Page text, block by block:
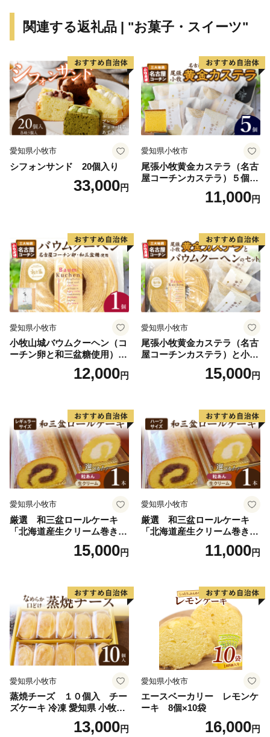
関連する返礼品 | "お菓子・スイーツ"
愛知県小牧市
シフォンサンド 20個入り
33,000円
愛知県小牧市
尾張小牧黄金カステラ（名古
屋コーチンカステラ）５個入
名古屋コーチン カステラ ザ
ラメ 常温 愛知県 小牧市 アン
11,000円
愛知県小牧市
小牧山城バウムクーヘン（コ
ーチン卵と和三盆糖使用）
名古屋コーチン バームクー
ヘン 和三盆 小牧銘菓 バウム
12,000円
愛知県小牧市
尾張小牧黄金カステラ（名古
屋コーチンカステラ）と小牧
山城バウムクーヘン（コーチ
ン卵と和三盆糖使用）のセッ
三盆 小牧銘菓 バウムクーヘ
ン 常温 愛知県 小牧市 アンプ
チベアやぐま
15,000円
愛知県小牧市
厳選 和三盆ロールケーキ
「北海道産生クリーム巻き」
または「北海道産粒あん巻
き」（サイズ：レギュラー）
凍 愛知県 小牧市 アンプチベ
アやぐま
15,000円
愛知県小牧市
厳選 和三盆ロールケーキ
「北海道産生クリーム巻き」
または「北海道産粒あん巻
き」（サイズ：ハーフ） 和
知県 小牧市 アンプチベアや
11,000円
愛知県小牧市
蒸焼チーズ １０個入 チー
ズケーキ 冷凍 愛知県 小牧市
アンプチベアやぐま13,000円
愛知県小牧市
エースベーカリー レモンケ
ーキ 8個×10袋
16,000円